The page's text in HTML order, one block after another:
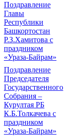
Поздравление
Главы
Республики
Башкортостан
Р.З.Хамитова с
праздником
«Ураза-Байрам»
Поздравление
Председателя
Государственного
Собрания –
Курултая РБ
К.Б.Толкачева с
праздником
«Ураза-Байрам»